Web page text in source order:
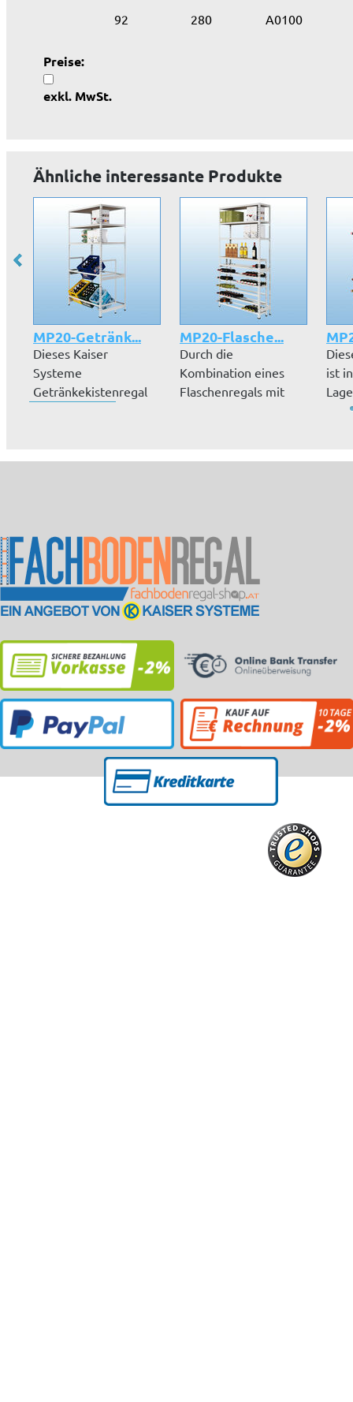
92 280 A0100
Preise:
exkl. MwSt.
Ähnliche interessante Produkte
MP20-Getränk...
Dieses Kaiser
Systeme
Getränkekistenregal
MP20-Flasche...
Durch die
Kombination eines
Flaschenregals mit
ist